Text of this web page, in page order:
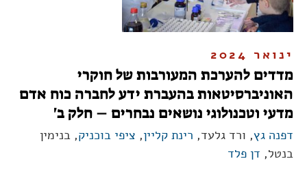
ינואר 2024
מדדים להערכת המעורבות של חוקרי
האוניברסיטאות בהעברת ידע לחברה כוח אדם
מדעי וטכנולוגי נושאים נבחרים – חלק ב'
דפנה גץ, ורד גלעד, רינת קליין, ציפי בוכניק, בנימין
בנטל, דן פלד